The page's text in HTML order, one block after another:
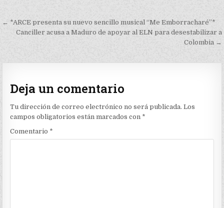
Navegación
de
← *ARCE presenta su nuevo sencillo musical “Me Emborracharé”*
Canciller acusa a Maduro de apoyar al ELN para desestabilizar a
Colombia →
Deja un comentario
Tu dirección de correo electrónico no será publicada. Los
campos obligatorios están marcados con *
Comentario *